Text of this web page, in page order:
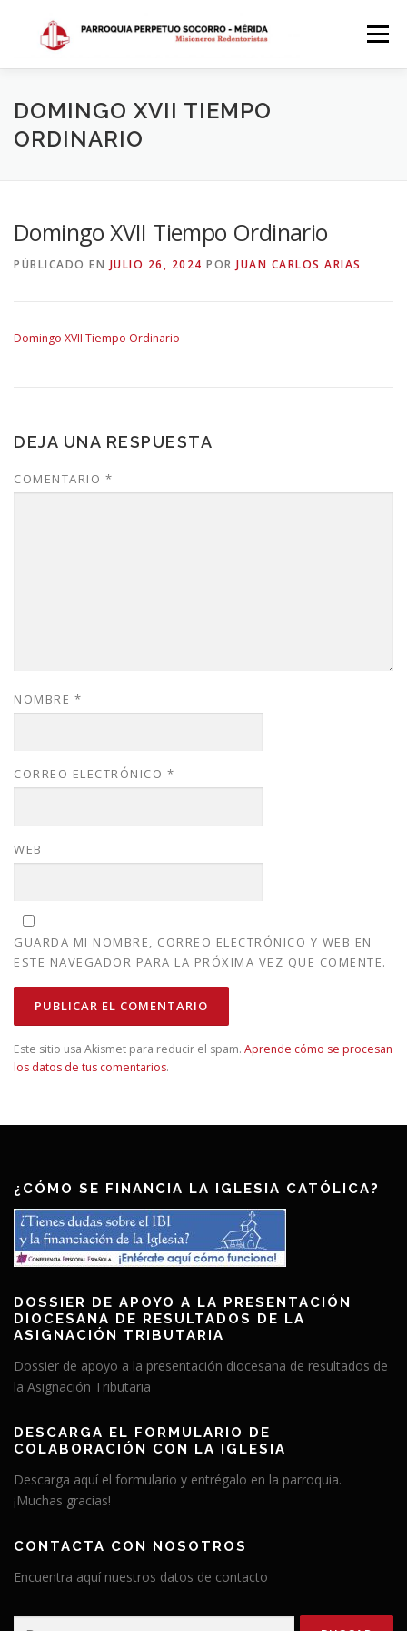
contenido
Menú
INICIO DÓNDE ESTAMOS HISTORIA
SACRAMENTOS CALENDARIO PARROQUIAL 2024
DOMINGO XVII TIEMPO
ORDINARIO
Domingo XVII Tiempo Ordinario
PÚBLICADO EN JULIO 26, 2024 POR JUAN CARLOS ARIAS
Domingo XVII Tiempo Ordinario
DEJA UNA RESPUESTA
COMENTARIO *
NOMBRE *
CORREO ELECTRÓNICO *
WEB
GUARDA MI NOMBRE, CORREO ELECTRÓNICO Y WEB EN
ESTE NAVEGADOR PARA LA PRÓXIMA VEZ QUE COMENTE.
Este sitio usa Akismet para reducir el spam. Aprende cómo se procesan
los datos de tus comentarios.
¿CÓMO SE FINANCIA LA IGLESIA CATÓLICA?
DOSSIER DE APOYO A LA PRESENTACIÓN
DIOCESANA DE RESULTADOS DE LA
ASIGNACIÓN TRIBUTARIA
Dossier de apoyo a la presentación diocesana de resultados de
la Asignación Tributaria
DESCARGA EL FORMULARIO DE
COLABORACIÓN CON LA IGLESIA
Descarga aquí el formulario y entrégalo en la parroquia.
¡Muchas gracias!
CONTACTA CON NOSOTROS
Encuentra aquí nuestros datos de contacto